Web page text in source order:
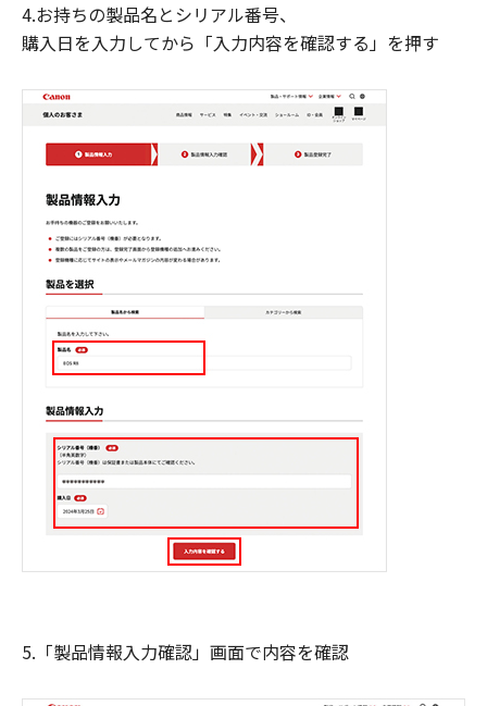
4.お持ちの製品名とシリアル番号、
購入日を入力してから「入力内容を確認する」を押す
5.「製品情報入力確認」画面で内容を確認